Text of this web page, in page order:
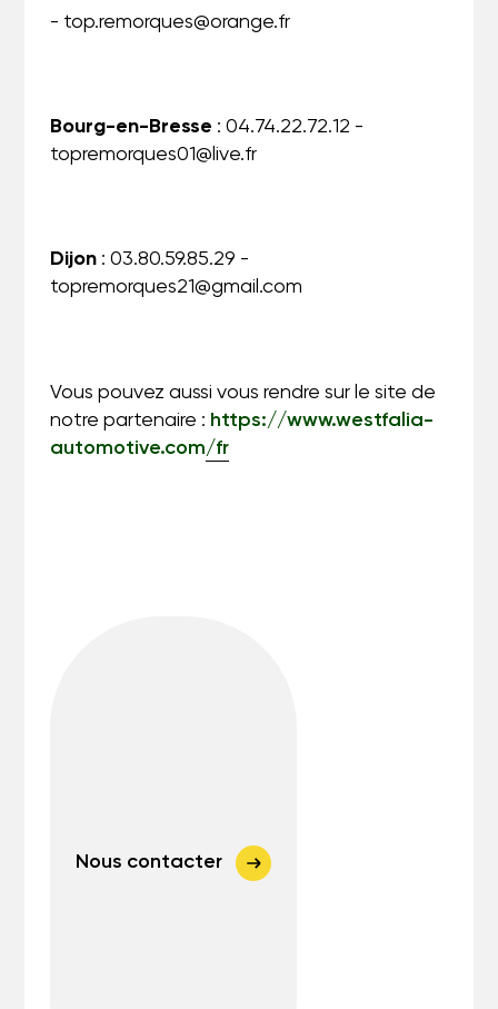
- top.remorques@orange.fr
Bourg-en-Bresse : 04.74.22.72.12 -
topremorques01@live.fr
Dijon: 03.80.59.85.29 -
topremorques21@gmail.com
Vous pouvez aussi vous rendre sur le site de
notre partenaire : https://www.westfalia-
automotive.com/fr
Nous contacter